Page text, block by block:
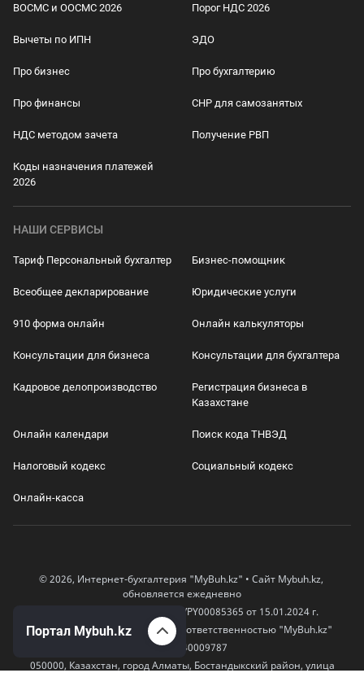
ВОСМС и ООСМС 2026 Порог НДС 2026
Вычеты по ИПН ЭДО
Про бизнес Про бухгалтерию
Про финансы СНР для самозанятых
НДС методом зачета Получение РВП
Коды назначения платежей
2026
НАШИ СЕРВИСЫ
Тариф Персональный бухгалтер Бизнес-помощник
Всеобщее декларирование Юридические услуги
910 форма онлайн Онлайн калькуляторы
Консультации для бизнеса Консультации для бухгалтера
Кадровое делопроизводство
Регистрация бизнеса в
Казахстане
Онлайн календари Поиск кода ТНВЭД
Налоговый кодекс Социальный кодекс
Онлайн-касса
© 2026, Интернет-бухгалтерия "MyBuh.kz" • Сайт Mybuh.kz,
обновляется ежедневно
Свидетельство СМИ № KZ66VPY00085365 от 15.01.2024 г.
Товарищество с ограниченной ответственностью "MyBuh.kz"
БИН 170240009787
050000, Казахстан, город Алматы, Бостандыкский район, улица
Портал Mybuh.kz